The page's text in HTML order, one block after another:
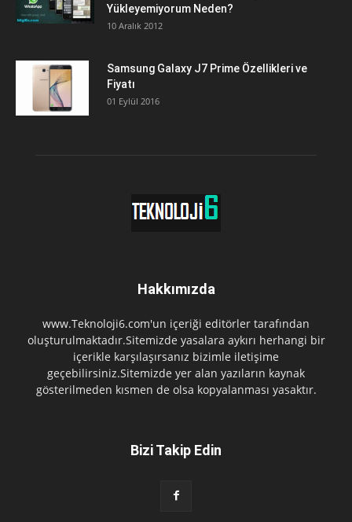
Yükleyemiyorum Neden?
10 Aralık 2012
Samsung Galaxy J7 Prime Özellikleri ve
Fiyatı
01 Eylül 2016
Hakkımızda
www.Teknoloji6.com'un içeriği editörler tarafından
oluşturulmaktadır.Sitemizde yasalara aykırı herhangi bir
içerikle karşılaşırsanız bizimle iletişime
geçebilirsiniz.Sitemizde yer alan yazıların kaynak
gösterilmeden kısmen de olsa kopyalanması yasaktır.
Bizi Takip Edin